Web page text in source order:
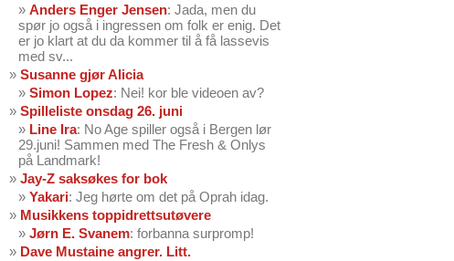
Anders Enger Jensen: Jada, men du
spør jo også i ingressen om folk er enig. Det
er jo klart at du da kommer til å få lassevis
med sv...
Susanne gjør Alicia
Simon Lopez: Nei! kor ble videoen av?
Spilleliste onsdag 26. juni
Line Ira: No Age spiller også i Bergen lør
29.juni! Sammen med The Fresh & Onlys
på Landmark!
Jay-Z saksøkes for bok
Yakari: Jeg hørte om det på Oprah idag.
Musikkens toppidrettsutøvere
Jørn E. Svanem: forbanna surpromp!
Dave Mustaine angrer. Litt.